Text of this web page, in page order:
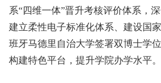
系“四维一体”晋升考核评价体系，
建立柔性电子标准化体系、建设国
班牙马德里自治大学签署双博士学
构建特色平台，提升学院办学水平。